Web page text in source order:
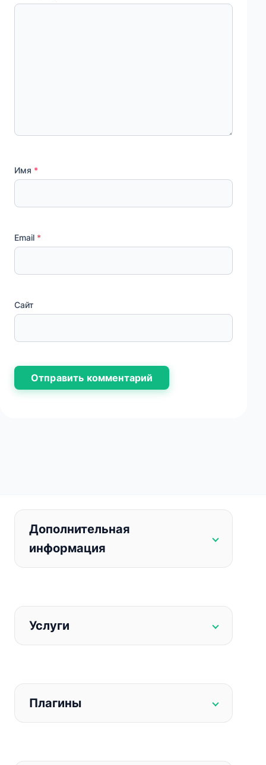
Имя *
Email *
Сайт
Дополнительная
информация
Услуги
Плагины